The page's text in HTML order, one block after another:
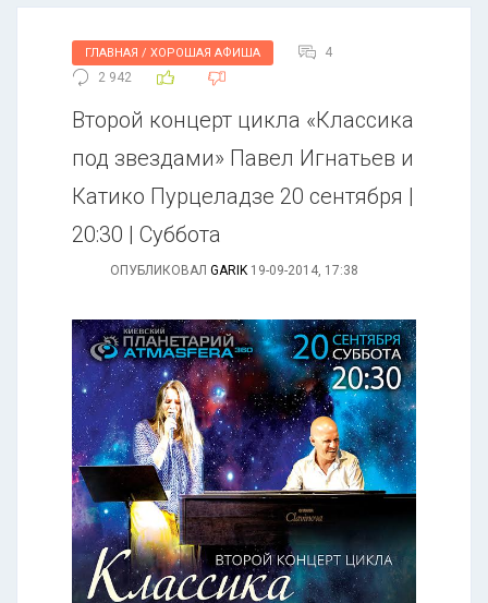
ГЛАВНАЯ / ХОРОШАЯ АФИША
4
2 942
Второй концерт цикла «Классика
под звездами» Павел Игнатьев и
Катико Пурцеладзе 20 сентября |
20:30 | Суббота
ОПУБЛИКОВАЛ GARIK 19-09-2014, 17:38